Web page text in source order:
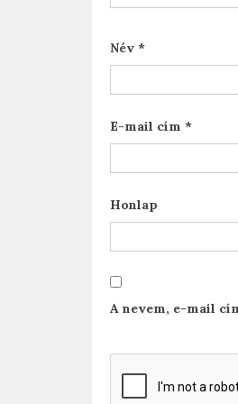
Név *
E-mail cím *
Honlap
A nevem, e-mail